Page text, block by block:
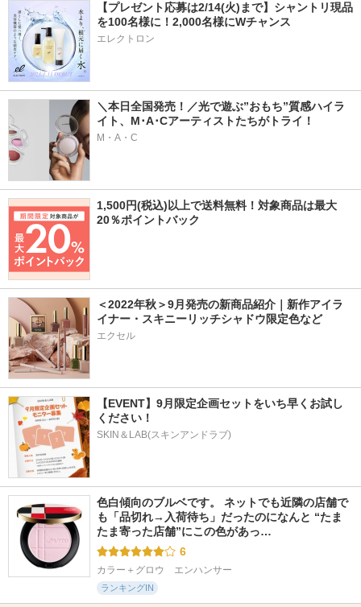
【プレゼント応募は2/14(火)まで】シャントリ現品
を100名様に！2,000名様にWチャンス
エレクトロン
＼本日全国発売！／光で遊ぶ”おもち”質感ハイラ
イト、M･A･Cアーティストたちがトライ！
M・A・C
1,500円(税込)以上で送料無料！対象商品は最大
20％ポイントバック
＜2022年秋＞9月発売の新商品紹介｜新作アイラ
イナー・スキニーリッチシャドウ限定色など
エクセル
【EVENT】9月限定企画セットをいち早くお試し
ください！
SKIN＆LAB(スキンアンドラブ)
色白傾向のブルベです。 ネットでも近隣の店舗で
も「品切れ→入荷待ち」だったのになんと “たま
たま寄った店舗”にこの色があっ…
6
カラー＋グロウ　エンハンサー
ランキングIN